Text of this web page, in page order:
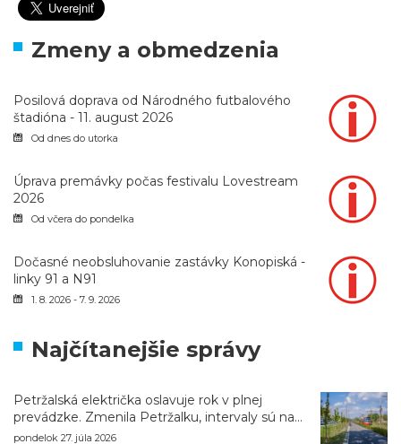
Zmeny a obmedzenia
Posilová doprava od Národného futbalového
štadióna - 11. august 2026
Od dnes do utorka
Úprava premávky počas festivalu Lovestream
2026
Od včera do pondelka
Dočasné neobsluhovanie zastávky Konopiská -
linky 91 a N91
1. 8. 2026 - 7. 9. 2026
Najčítanejšie správy
Petržalská električka oslavuje rok v plnej
prevádzke. Zmenila Petržalku, intervaly sú na
úrovni metra
pondelok 27. júla 2026